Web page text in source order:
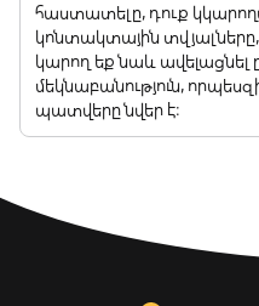
հաստատելը, դուք
կոնտակտային
կարող եք նաև ավելացնել
մեկնաբանություն,
պատվերը նվեր է: